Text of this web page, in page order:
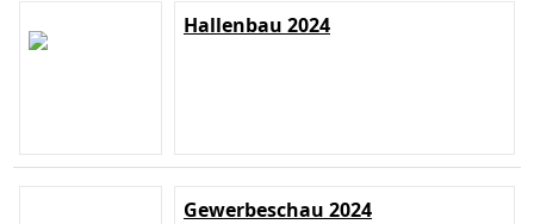
Hallenbau 2024
Gewerbeschau 2024